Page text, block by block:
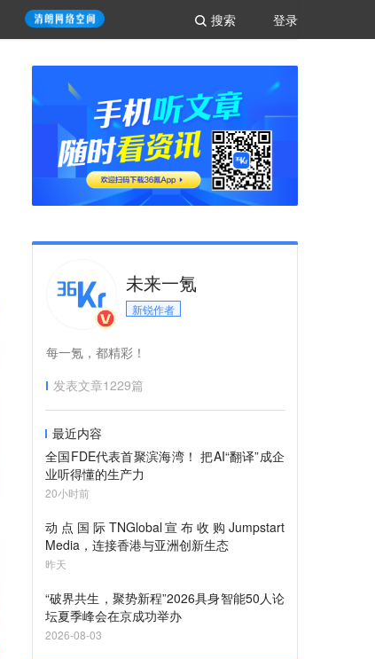
登录
搜索
未来一氪
新锐作者
每一氪，都精彩！
发表文章1229篇
最近内容
全国FDE代表首聚滨海湾！ 把AI“翻译”成企
业听得懂的生产力
20小时前
动点国际TNGlobal宣布收购Jumpstart
Media，连接香港与亚洲创新生态
昨天
“破界共生，聚势新程”2026具身智能50人论
坛夏季峰会在京成功举办
2026-08-03